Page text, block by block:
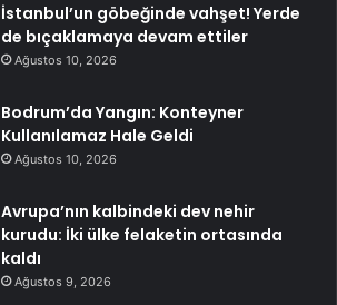
İstanbul’un göbeğinde vahşet! Yerde
de bıçaklamaya devam ettiler
Ağustos 10, 2026
Bodrum’da Yangın: Konteyner
Kullanılamaz Hale Geldi
Ağustos 10, 2026
Avrupa’nın kalbindeki dev nehir
kurudu: İki ülke felaketin ortasında
kaldı
Ağustos 9, 2026